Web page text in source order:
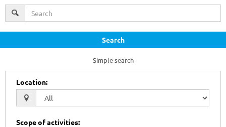
Search
Simple search
Location:
Scope of activities: